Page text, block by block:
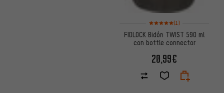
Valoración media: 5 de 5
(1)
FIDLOCK Bidón TWIST 590 ml
con bottle connector
20,99€